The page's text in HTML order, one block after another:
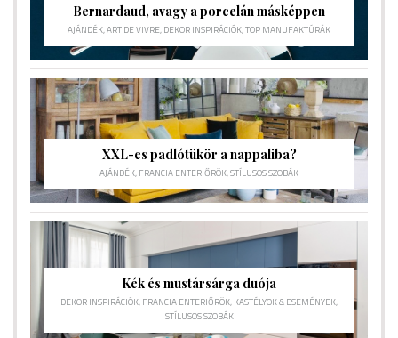
Bernardaud, avagy a porcelán másképpen
AJÁNDÉK,ART DE VIVRE, DEKOR INSPIRÁCIÓK,TOP MANUFAKTÚRÁK
XXL-es padlótükör a nappaliba?
AJÁNDÉK, FRANCIA ENTERIŐRÖK,STÍLUSOS SZOBÁK
Kék és mustársárga duója
DEKOR INSPIRÁCIÓK, FRANCIA ENTERIŐRÖK, KASTÉLYOK & ESEMÉNYEK,
STÍLUSOS SZOBÁK